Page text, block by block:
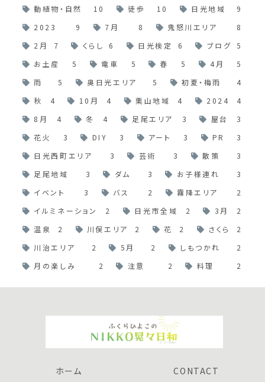
動植物・自然
10 徒歩 10 日光地域
9
2023
9 7月 8 鬼怒川エリア
8
2月
7 くらし 6 日光検定 6 ブログ
5
お土産
5 電車 5 春 5 4月
5
雨
5 奥日光エリア 5 初夏・梅雨
4
秋
4 10月 4 栗山地域 4 2024
4
8月
4 冬 4 足尾エリア 3 屋台
3
花火
3 DIY 3 アート 3 PR
3
日光西町エリア
3 芸術 3 散策
3
足尾地域
3 ダム 3 お子様連れ
3
イベント
3 バス 2 霧降エリア
2
イルミネーション
2 日光市全域 2 3月
2
温泉
2 川俣エリア 2 花 2 さくら
2
川治エリア
2 5月 2 しもつかれ
2
月の楽しみ
2 注意 2 料理 2
ホーム CONTACT